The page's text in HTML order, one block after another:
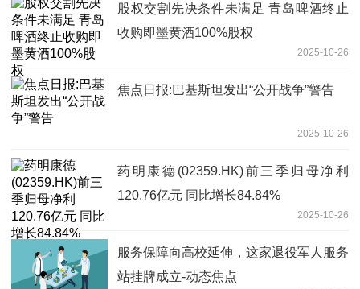
股权交割先决条件未满足 青岛啤酒终止
收购即墨黄酒100%股权
2025-10-26
焦点日报:巴基斯坦发出“公开战争”警告
2025-10-26
药明康德(02359.HK)前三季归母净利
120.76亿元 同比增长84.84%
2025-10-26
服务保障向高校延伸，这家退役军人服务
站挂牌成立-动态焦点